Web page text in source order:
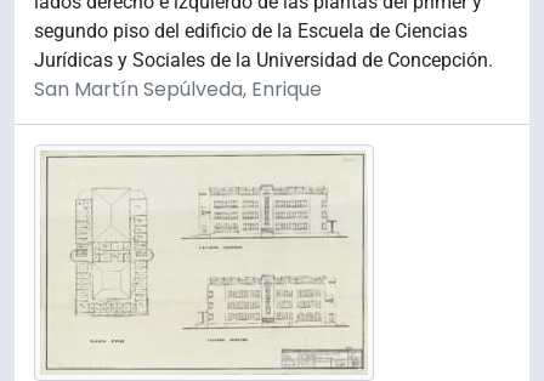
segundo piso del edificio de la Escuela de Ciencias
Jurídicas y Sociales de la Universidad de Concepción.
San Martín Sepúlveda, Enrique